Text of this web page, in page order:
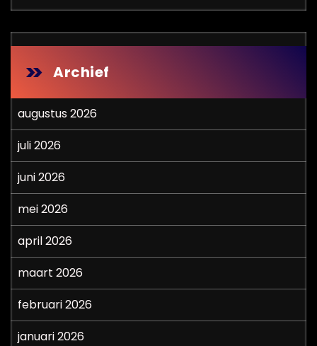
Archief
augustus 2026
juli 2026
juni 2026
mei 2026
april 2026
maart 2026
februari 2026
januari 2026